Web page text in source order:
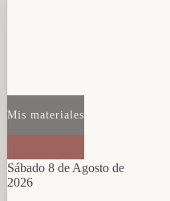
Mis materiales
Sábado 8 de Agosto de
2026